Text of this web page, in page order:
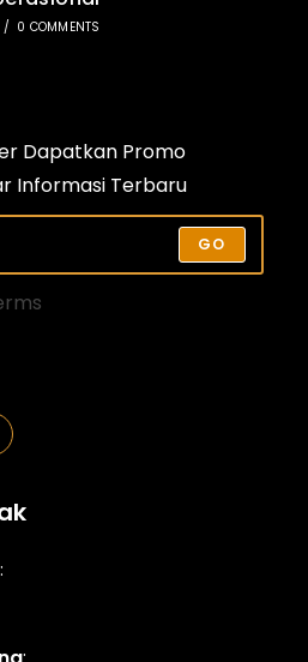
/ 0 COMMENTS
Dapatkan Promo
Informasi Terbaru
GO
: